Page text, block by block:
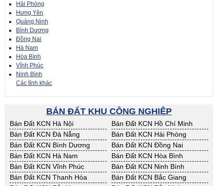
Hải Phòng
Hưng Yên
Quảng Ninh
Bình Dương
Đồng Nai
Hà Nam
Hòa Bình
Vĩnh Phúc
Ninh Bình
Các tỉnh khác
BÁN ĐẤT KHU CÔNG NGHIỆP
Bán Đất KCN Hà Nội
Bán Đất KCN Hồ Chí Minh
Bán Đất KCN Đà Nẵng
Bán Đất KCN Hải Phòng
Bán Đất KCN Bình Dương
Bán Đất KCN Đồng Nai
Bán Đất KCN Hà Nam
Bán Đất KCN Hòa Bình
Bán Đất KCN Vĩnh Phúc
Bán Đất KCN Ninh Bình
Bán Đất KCN Thanh Hóa
Bán Đất KCN Bắc Giang